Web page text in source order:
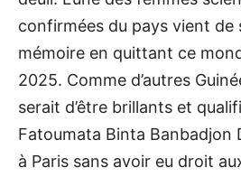
confirmées du pays vient de
mémoire en quittant ce
2025. Comme d’autres
serait d’être brillants et
Fatoumata Binta Banbadjon
à Paris sans avoir eu droit